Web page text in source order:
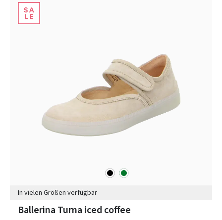
schwarz
grün
In vielen Größen verfügbar
Ballerina Turna iced coffee